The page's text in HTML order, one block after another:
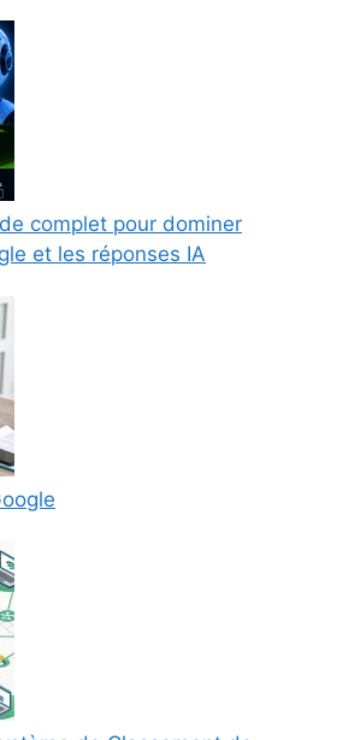
complet pour dominer
et les réponses IA